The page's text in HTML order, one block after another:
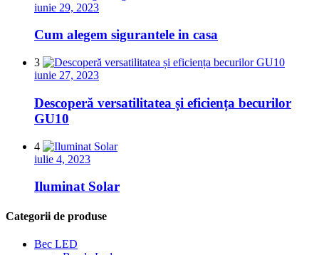
iunie 29, 2023
Cum alegem sigurantele in casa
3
iunie 27, 2023
Descoperă versatilitatea și eficiența becurilor
GU10
4
iulie 4, 2023
Iluminat Solar
Categorii de produse
Bec LED